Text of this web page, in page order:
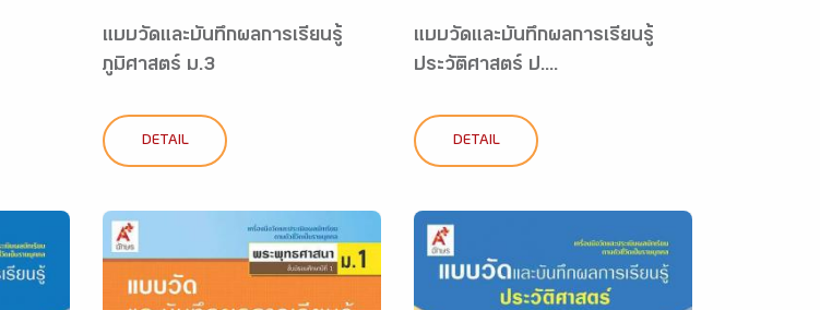
แบบวัดและบันทึกผลการเรียนรู้
ภูมิศาสตร์ ม.3
DETAIL
แบบวัดและบันทึกผลการเรียนรู้
ประวัติศาสตร์ ป....
DETAIL